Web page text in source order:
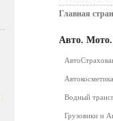
Главная
Авто.
Водный
Грузовики и